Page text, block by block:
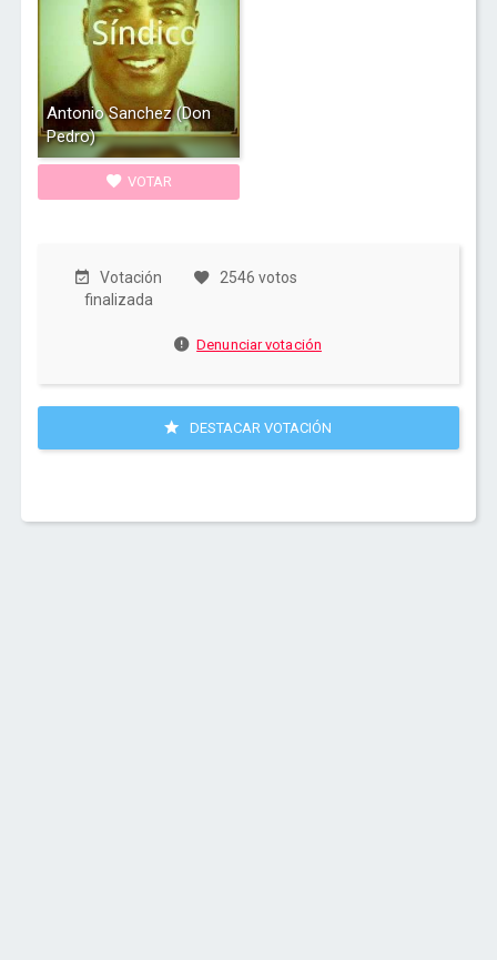
Antonio Sanchez (Don
Pedro)
VOTAR
Votación
finalizada
2546 votos
Denunciar votación
DESTACAR VOTACIÓN